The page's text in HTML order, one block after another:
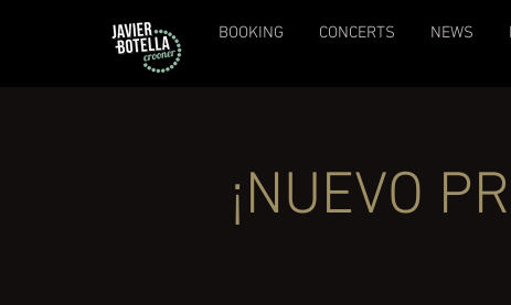
BOOKING CONCERTS NEWS
¡NUEVO